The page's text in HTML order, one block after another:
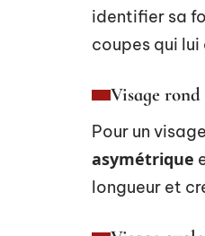
identifier sa
coupes qui
Visage rond
Pour un
asymétrique
longueur et